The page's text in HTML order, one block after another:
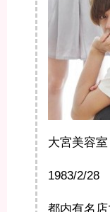
大宮美容
1983/2/28
都内有名